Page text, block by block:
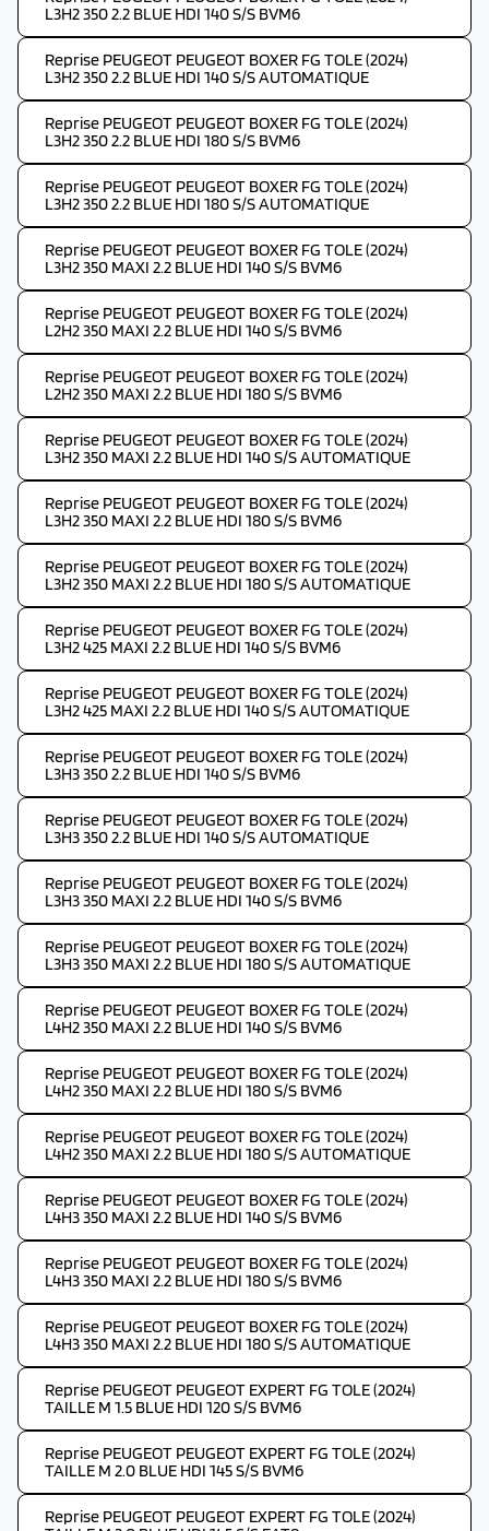
L3H2 350 2.2 BLUE HDI 140 S/S BVM6
Reprise PEUGEOT PEUGEOT BOXER FG TOLE (2024)
L3H2 350 2.2 BLUE HDI 140 S/S AUTOMATIQUE
Reprise PEUGEOT PEUGEOT BOXER FG TOLE (2024)
L3H2 350 2.2 BLUE HDI 180 S/S BVM6
Reprise PEUGEOT PEUGEOT BOXER FG TOLE (2024)
L3H2 350 2.2 BLUE HDI 180 S/S AUTOMATIQUE
Reprise PEUGEOT PEUGEOT BOXER FG TOLE (2024)
L3H2 350 MAXI 2.2 BLUE HDI 140 S/S BVM6
Reprise PEUGEOT PEUGEOT BOXER FG TOLE (2024)
L2H2 350 MAXI 2.2 BLUE HDI 140 S/S BVM6
Reprise PEUGEOT PEUGEOT BOXER FG TOLE (2024)
L2H2 350 MAXI 2.2 BLUE HDI 180 S/S BVM6
Reprise PEUGEOT PEUGEOT BOXER FG TOLE (2024)
L3H2 350 MAXI 2.2 BLUE HDI 140 S/S AUTOMATIQUE
Reprise PEUGEOT PEUGEOT BOXER FG TOLE (2024)
L3H2 350 MAXI 2.2 BLUE HDI 180 S/S BVM6
Reprise PEUGEOT PEUGEOT BOXER FG TOLE (2024)
L3H2 350 MAXI 2.2 BLUE HDI 180 S/S AUTOMATIQUE
Reprise PEUGEOT PEUGEOT BOXER FG TOLE (2024)
L3H2 425 MAXI 2.2 BLUE HDI 140 S/S BVM6
Reprise PEUGEOT PEUGEOT BOXER FG TOLE (2024)
L3H2 425 MAXI 2.2 BLUE HDI 140 S/S AUTOMATIQUE
Reprise PEUGEOT PEUGEOT BOXER FG TOLE (2024)
L3H3 350 2.2 BLUE HDI 140 S/S BVM6
Reprise PEUGEOT PEUGEOT BOXER FG TOLE (2024)
L3H3 350 2.2 BLUE HDI 140 S/S AUTOMATIQUE
Reprise PEUGEOT PEUGEOT BOXER FG TOLE (2024)
L3H3 350 MAXI 2.2 BLUE HDI 140 S/S BVM6
Reprise PEUGEOT PEUGEOT BOXER FG TOLE (2024)
L3H3 350 MAXI 2.2 BLUE HDI 180 S/S AUTOMATIQUE
Reprise PEUGEOT PEUGEOT BOXER FG TOLE (2024)
L4H2 350 MAXI 2.2 BLUE HDI 140 S/S BVM6
Reprise PEUGEOT PEUGEOT BOXER FG TOLE (2024)
L4H2 350 MAXI 2.2 BLUE HDI 180 S/S BVM6
Reprise PEUGEOT PEUGEOT BOXER FG TOLE (2024)
L4H2 350 MAXI 2.2 BLUE HDI 180 S/S AUTOMATIQUE
Reprise PEUGEOT PEUGEOT BOXER FG TOLE (2024)
L4H3 350 MAXI 2.2 BLUE HDI 140 S/S BVM6
Reprise PEUGEOT PEUGEOT BOXER FG TOLE (2024)
L4H3 350 MAXI 2.2 BLUE HDI 180 S/S BVM6
Reprise PEUGEOT PEUGEOT BOXER FG TOLE (2024)
L4H3 350 MAXI 2.2 BLUE HDI 180 S/S AUTOMATIQUE
Reprise PEUGEOT PEUGEOT EXPERT FG TOLE (2024)
TAILLE M 1.5 BLUE HDI 120 S/S BVM6
Reprise PEUGEOT PEUGEOT EXPERT FG TOLE (2024)
TAILLE M 2.0 BLUE HDI 145 S/S BVM6
Reprise PEUGEOT PEUGEOT EXPERT FG TOLE (2024)